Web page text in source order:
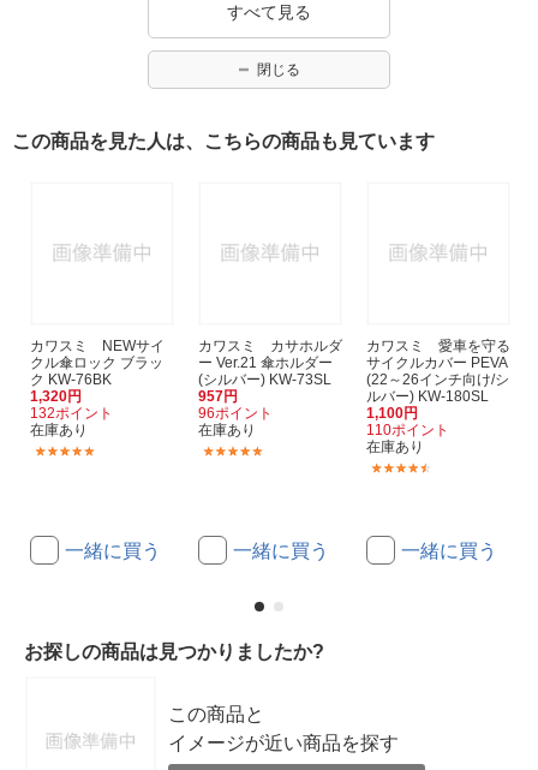
すべて見る
閉じる
この商品を見た人は、こちらの商品も見ています
カワスミ NEWサイ
クル傘ロック ブラッ
ク KW-76BK
1,320円
132ポイント
在庫あり
一緒に買う
カワスミ カサホルダ
ー Ver.21 傘ホルダー
(シルバー) KW-73SL
957円
96ポイント
在庫あり
一緒に買う
カワスミ 愛車を守る
サイクルカバー PEVA
(22～26インチ向け/シ
ルバー) KW-180SL
1,100円
110ポイント
在庫あり
一緒に買う
お探しの商品は見つかりましたか?
この商品と
イメージが近い商品を探す